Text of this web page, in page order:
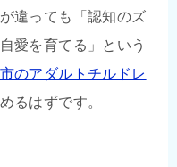
違っても「認知のズ
愛を育てる」という
のアダルトチルドレ
るはずです。